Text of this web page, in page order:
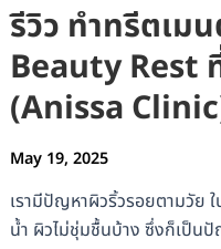
รีวิว ทำทรีตเม
Beauty Rest
(Anissa
May 19, 2025
เรามีปัญหาผิวริ้วรอยตามวัย
น้ำ ผิวไม่ชุ่มชื้นบ้าง ซึ่งก็เป็น